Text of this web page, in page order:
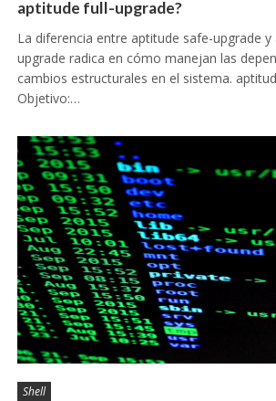
aptitude full-upgrade?
La diferencia entre aptitude safe-upgrade
upgrade radica en cómo manejan las
cambios estructurales en el sistema.
Objetivo:…
Shell